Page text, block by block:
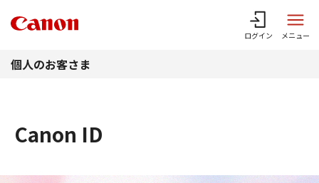
ログイン メニュー
個人のお客さま
Canon ID